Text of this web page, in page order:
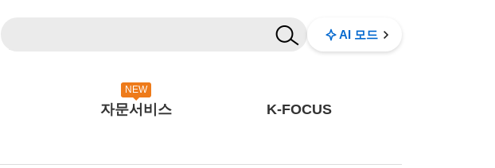
AI 모드
NEW
자문서비스 K-FOCUS